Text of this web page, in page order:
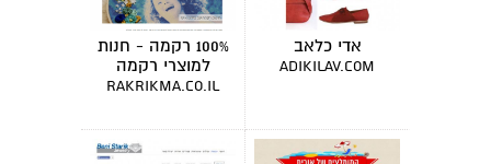
אדי כלאב
adikilav.com
100% רקמה - חנות
למוצרי רקמה
rakrikma.co.il